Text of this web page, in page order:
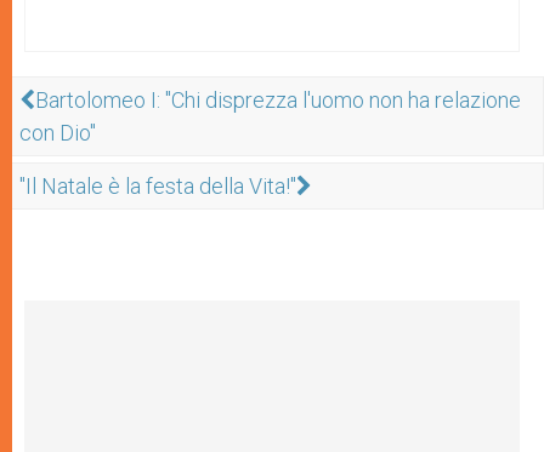
Bartolomeo I: "Chi disprezza l'uomo non ha relazione
con Dio"
"Il Natale è la festa della Vita!"